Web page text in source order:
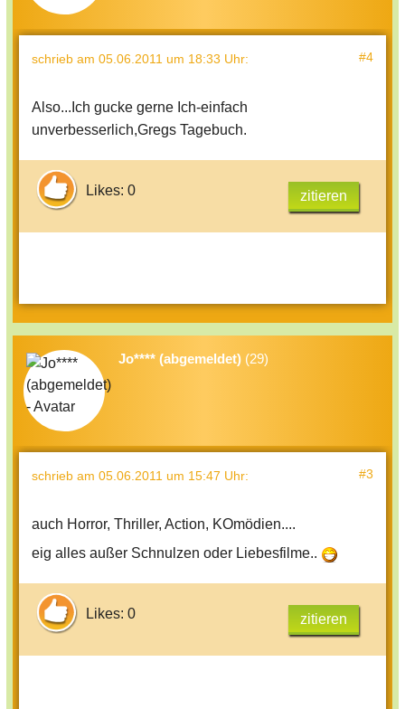
schrieb am 05.06.2011 um 18:33 Uhr: #4
Also...Ich gucke gerne Ich-einfach
unverbesserlich,Gregs Tagebuch.
Likes: 0 zitieren
Jo**** (abgemeldet) (29)
schrieb am 05.06.2011 um 15:47 Uhr: #3
auch Horror, Thriller, Action, KOmödien....
eig alles außer Schnulzen oder Liebesfilme..
Likes: 0 zitieren